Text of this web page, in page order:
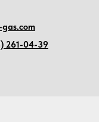
261-04-39